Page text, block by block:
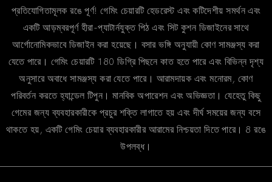
প্রতিযোগিতামূলক রঙে পূর্ণ! গেমিং চেয়ারটি হেডরেস্ট এবং কটিদেশীয় সমর্থন এবং
একটি আড়ম্বরপূর্ণ হীরা-প্যাটার্নযুক্ত পিঠ এবং সিট কুশন ডিজাইনের সাথে
আর্গোনোমিকভাবে ডিজাইন করা হয়েছে। বসার ভঙ্গি অনুযায়ী কোণ সামঞ্জস্য করা
যেতে পারে। গেমিং চেয়ারটি 180 ডিগ্রি পিছনে কাত হতে পারে এবং বিভিন্ন দৃশ্য
অনুসারে অবাধে সামঞ্জস্য করা যেতে পারে। আরামদায়ক এবং মনোরম, কোণ
পরিবর্তন করতে হ্যান্ডেল টিপুন। মানবিক অপারেশন এবং অভিজ্ঞতা। যেহেতু কিছু
গেমের জন্য ব্যবহারকারীকে প্রচুর শক্তি লাগাতে হয় এবং দীর্ঘ সময়ের জন্য বসে
থাকতে হয়, একটি গেমিং চেয়ার ব্যবহারকারীর আরামের নিশ্চয়তা দিতে পারে। 8 রঙে
উপলব্ধ।